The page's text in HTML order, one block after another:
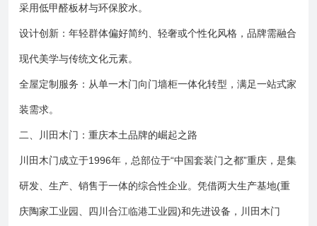
采用低甲醛板材与环保胶水。
设计创新：年轻群体偏好简约、轻奢或个性化风格，品牌需融合
现代美学与传统文化元素。
全屋定制服务：从单一木门向门墙柜一体化转型，满足一站式家
装需求。
二、川田木门：重庆本土品牌的崛起之路
川田木门成立于1996年，总部位于“中国套装门之都”重庆，是集
研发、生产、销售于一体的综合性企业。凭借两大生产基地(重
庆陶家工业园、四川合江临港工业园)和先进设备，川田木门